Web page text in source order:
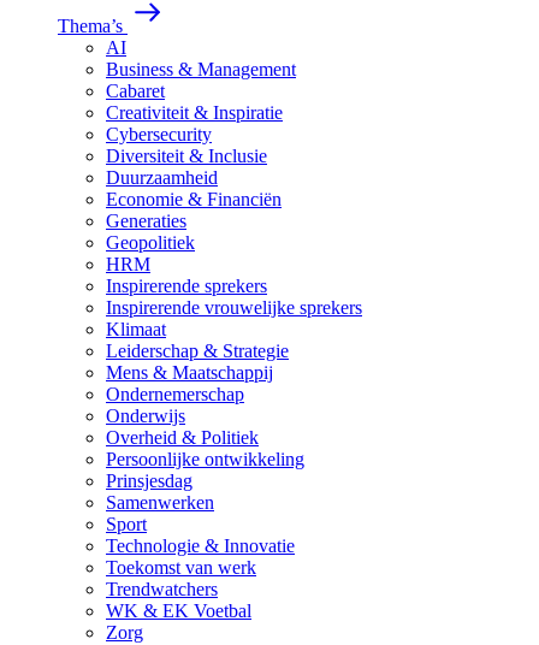
Thema’s
AI
Business & Management
Cabaret
Creativiteit & Inspiratie
Cybersecurity
Diversiteit & Inclusie
Duurzaamheid
Economie & Financiën
Generaties
Geopolitiek
HRM
Inspirerende sprekers
Inspirerende vrouwelijke sprekers
Klimaat
Leiderschap & Strategie
Mens & Maatschappij
Ondernemerschap
Onderwijs
Overheid & Politiek
Persoonlijke ontwikkeling
Prinsjesdag
Samenwerken
Sport
Technologie & Innovatie
Toekomst van werk
Trendwatchers
WK & EK Voetbal
Zorg